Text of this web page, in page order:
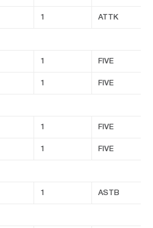
1 ATTK
1 FIVE
1 FIVE
1 FIVE
1 FIVE
1 ASTB